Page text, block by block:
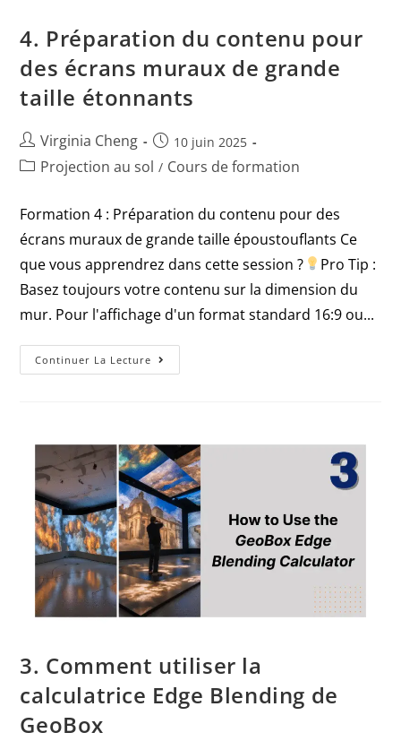
4. Préparation du contenu pour
des écrans muraux de grande
taille étonnants
Virginia Cheng 10 juin 2025
Projection au sol / Cours de formation
Formation 4 : Préparation du contenu pour des
écrans muraux de grande taille époustouflants Ce
que vous apprendrez dans cette session ?
Pro Tip :
Basez toujours votre contenu sur la dimension du
mur. Pour l'affichage d'un format standard 16:9 ou...
Continuer La Lecture
3. Comment utiliser la
calculatrice Edge Blending de
GeoBox